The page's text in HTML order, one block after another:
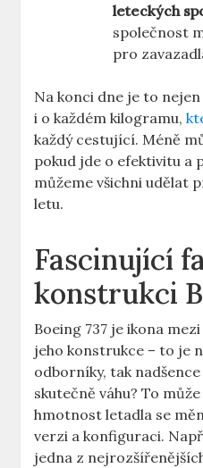
leteckých
společnost
pro
Na konci dne je to
i ‌o každém kilogramu,
každý cestující. Méně
pokud⁢ jde o efektivitu⁤ a
můžeme všichni⁢ udělat
⁣letu.
Fascinující
⁢konstrukci
Boeing 737 je ikona
jeho konstrukce – to je⁣
odborníky, tak
skutečně⁢ váhu? To
hmotnost letadla se
verzi a konfiguraci.
jedna z